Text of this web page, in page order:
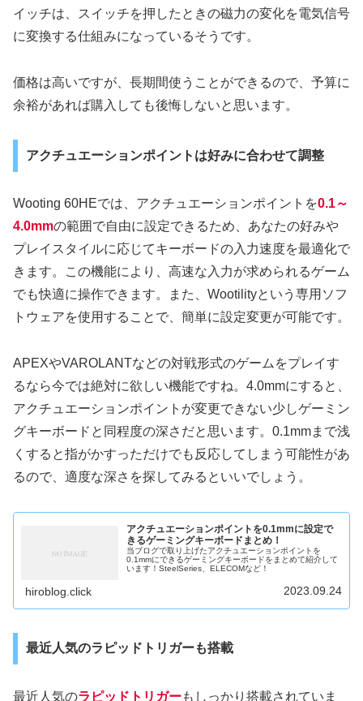
イッチは、スイッチを押したときの磁力の変化を電気信号
に変換する仕組みになっているそうです。
価格は高いですが、長期間使うことができるので、予算に
余裕があれば購入しても後悔しないと思います。
アクチュエーションポイントは好みに合わせて調整
Wooting 60HEでは、アクチュエーションポイントを0.1～
4.0mmの範囲で自由に設定できるため、あなたの好みや
プレイスタイルに応じてキーボードの入力速度を最適化で
きます。この機能により、高速な入力が求められるゲーム
でも快適に操作できます。また、Wootilityという専用ソフ
トウェアを使用することで、簡単に設定変更が可能です。
APEXやVAROLANTなどの対戦形式のゲームをプレイす
るなら今では絶対に欲しい機能ですね。4.0mmにすると、
アクチュエーションポイントが変更できない少しゲーミン
グキーボードと同程度の深さだと思います。0.1mmまで浅
くすると指がかすっただけでも反応してしまう可能性があ
るので、適度な深さを探してみるといいでしょう。
アクチュエーションポイントを0.1mmに設定で
きるゲーミングキーボードまとめ！
当ブログで取り上げたアクチュエーションポイントを
0.1mmにできるゲーミングキーボードをまとめて紹介して
います！SteelSeries、ELECOMなど！
hiroblog.click 2023.09.24
最近人気のラピッドトリガーも搭載
最近人気のラピッドトリガーもしっかり搭載されていま